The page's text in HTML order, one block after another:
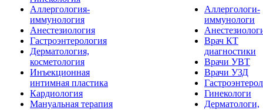
Аллергология-
иммунология
Анестезиология
Гастроэнтерология
Дерматология,
косметология
Инъекционная
интимная пластика
Кардиология
Мануальная терапия
Аллергологи-
иммунологи
Врач КТ
диагностики
Врачи УВТ
Врачи УЗД
Гинекологи
Дерматологи,